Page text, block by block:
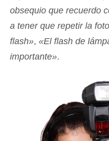
obsequio que recuerdo
a tener que repetir la
flash», «El flash de
importante».